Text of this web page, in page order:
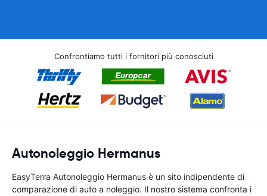
Confrontiamo tutti i fornitori più conosciuti
Autonoleggio Hermanus
EasyTerra Autonoleggio Hermanus è un sito indipendente di
comparazione di auto a noleggio. Il nostro sistema confronta i